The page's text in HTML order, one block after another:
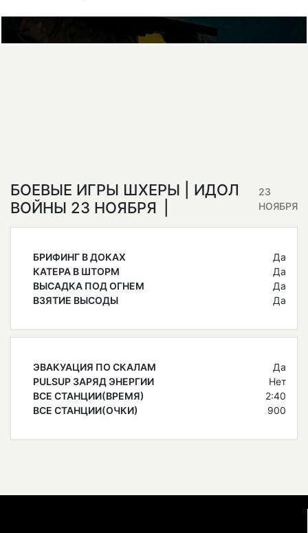
БОЕВЫЕ ИГРЫ ШХЕРЫ | ИДОЛ
ВОЙНЫ 23 НОЯБРЯ
23
НОЯБРЯ
БРИФИНГ В ДОКАХ
Да
КАТЕРА В ШТОРМ
Да
ВЫСАДКА ПОД ОГНЕМ
Да
ВЗЯТИЕ ВЫСОДЫ
Да
ЭВАКУАЦИЯ ПО СКАЛАМ
Да
PULSUP ЗАРЯД ЭНЕРГИИ
Нет
ВСЕ СТАНЦИИ(ВРЕМЯ)
2:40
ВСЕ СТАНЦИИ(ОЧКИ)
900